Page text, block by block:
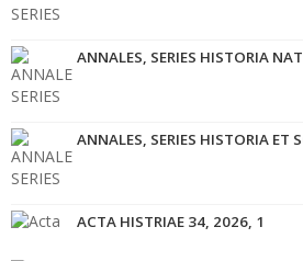
ANNALES, SERIES HISTORIA
ANNALES, SERIES HISTORIA ET
ACTA HISTRIAE 34, 2026, 1